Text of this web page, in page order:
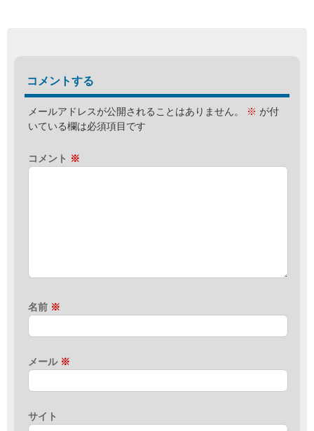
コメントする
メールアドレスが公開されることはありません。 ※ が付
いている欄は必須項目です
コメント ※
名前 ※
メール ※
サイト